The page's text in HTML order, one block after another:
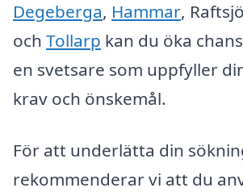
Degeberga, Hammar,
och Tollarp kan du öka
en svetsare som uppfyller
krav och önskemål.
För att underlätta din
rekommenderar vi att du